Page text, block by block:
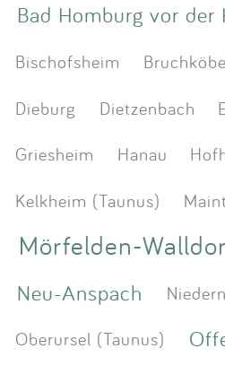
Bad Homburg vor der
Bischofsheim
Dieburg Dietzenbach
Griesheim
Hanau
Kelkheim (Taunus)
Mörfelden-
Neu-Anspach
Oberursel (Taunus)